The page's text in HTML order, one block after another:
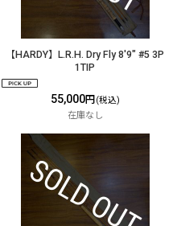
【HARDY】L.R.H. Dry Fly 8'9" #5 3P
1TIP
55,000円 (税込)
在庫なし